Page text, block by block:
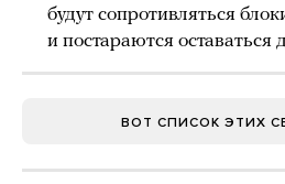
будут сопротивляться
и постараются оставаться
ВОТ СПИСОК ЭТИХ